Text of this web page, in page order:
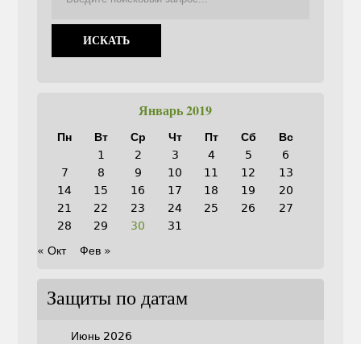
Январь 2019
Пн Вт Ср Чт Пт Сб
Вс
1
2 3 4 5
6
7
8 9 10 11 12
13
14
15 16 17 18 19
20
21
22 23 24 25 26
27
28
29 30
31
« Окт
Фев »
Защиты по датам
Июнь 2026